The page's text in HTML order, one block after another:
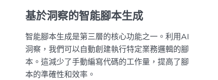
基於洞察的智能腳本生成
智能腳本生成是第三層的核心功能之一。利用AI
洞察，我們可以自動創建執行特定業務邏輯的腳
本。這減少了手動編寫代碼的工作量，提高了腳
本的準確性和效率。